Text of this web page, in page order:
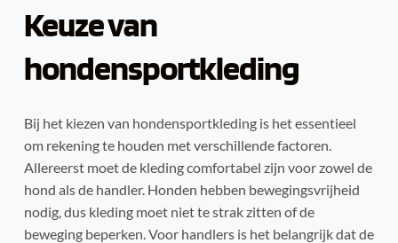
Keuze van
hondensportkleding
Bij het kiezen van hondensportkleding is het essentieel
om rekening te houden met verschillende factoren.
Allereerst moet de kleding comfortabel zijn voor zowel de
hond als de handler. Honden hebben bewegingsvrijheid
nodig, dus kleding moet niet te strak zitten of de
beweging beperken. Voor handlers is het belangrijk dat de